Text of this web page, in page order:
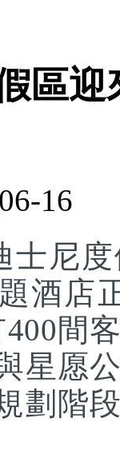
區
16
士尼
酒店
間
星愿
劃階